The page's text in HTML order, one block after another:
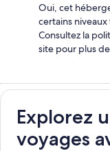
Oui, cet
certains
Consultez la
site pour plus
Explorez
voyages